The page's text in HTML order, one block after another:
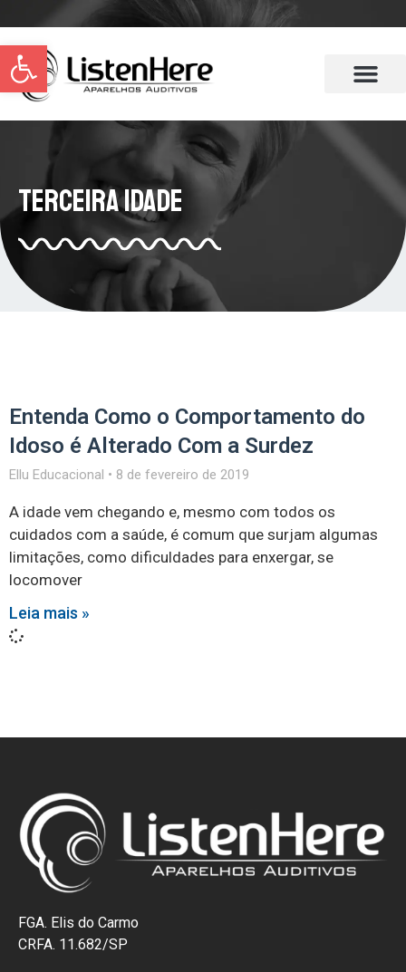
Abrir a barra de ferramentas
Terceira Idade
Entenda Como o Comportamento do
Idoso é Alterado Com a Surdez
Ellu Educacional 8 de fevereiro de 2019
A idade vem chegando e, mesmo com todos os
cuidados com a saúde, é comum que surjam algumas
limitações, como dificuldades para enxergar, se
locomover
Leia mais »
FGA. Elis do Carmo
CRFA. 11.682/SP